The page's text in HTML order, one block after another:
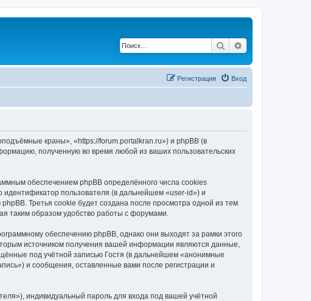
Поиск
Вход
Регистрация
краны», «https://forum.portalkran.ru») и phpBB (в
полученную во время любой из ваших пользовательских
обеспечением phpBB определённого числа cookies
пользователя (в дальнейшем «user-id») и
Третья cookie будет создана после просмотра одной из тем
таким образом удобство работы с форумами.
обеспечению phpBB, однако они выходят за рамки этого
источником получения вашей информации являются данные,
под учётной записью Гостя (в дальнейшем «анонимные
и сообщения, оставленные вами после регистрации и
индивидуальный пароль для входа под вашей учётной